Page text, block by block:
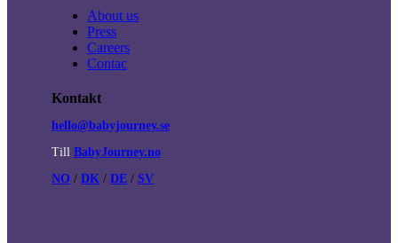
About us
Press
Careers
Contac
Kontakt
hello@babyjourney.se
Till BabyJourney.no
NO / DK / DE / SV